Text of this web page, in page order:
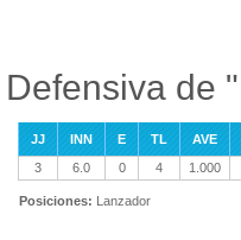
Defensiva de
JJ INN E TL
AVE
3
6.0 0 4 1.000
Posiciones: Lanzador